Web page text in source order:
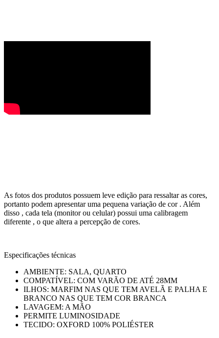
As fotos dos produtos possuem leve edição para ressaltar as cores,
portanto podem apresentar uma pequena variação de cor . Além
disso , cada tela (monitor ou celular) possui uma calibragem
diferente , o que altera a percepção de cores.
Especificações técnicas
AMBIENTE: SALA, QUARTO
COMPATÍVEL: COM VARÃO DE ATÉ 28MM
ILHOS: MARFIM NAS QUE TEM AVELÃ E PALHA E
BRANCO NAS QUE TEM COR BRANCA
LAVAGEM: A MÃO
PERMITE LUMINOSIDADE
TECIDO: OXFORD 100% POLIÉSTER